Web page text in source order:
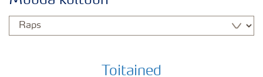
Rapsi saak
Toitained